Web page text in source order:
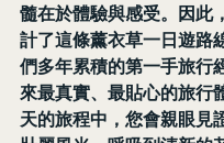
髓在於體驗與感受。因此
計了這條薰衣草一日遊路
們多年累積的第一手旅行
來最真實、最貼心的旅行
天的旅程中，您會親眼見